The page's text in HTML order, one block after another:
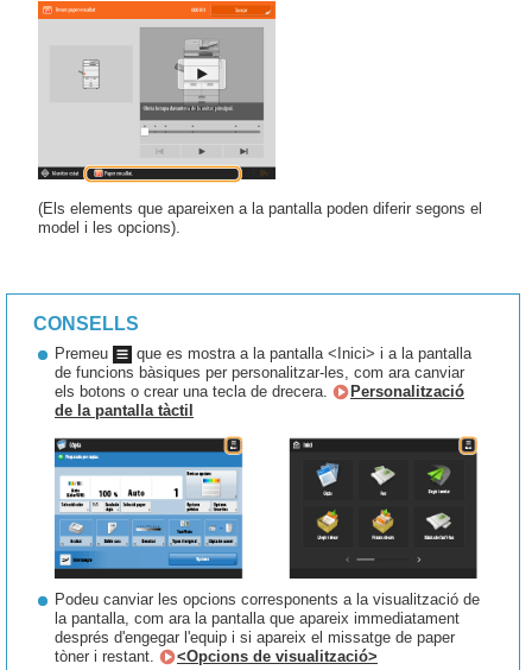
(Els elements que apareixen a la pantalla poden diferir segons el
model i les opcions).
CONSELLS
Premeu
que es mostra a la pantalla <Inici> i a la pantalla
de funcions bàsiques per personalitzar-les, com ara canviar
els botons o crear una tecla de drecera.
Personalització
de la pantalla tàctil
Podeu canviar les opcions corresponents a la visualització de
la pantalla, com ara la pantalla que apareix immediatament
després d'engegar l'equip i si apareix el missatge de paper
tòner i restant.
<Opcions de visualització>